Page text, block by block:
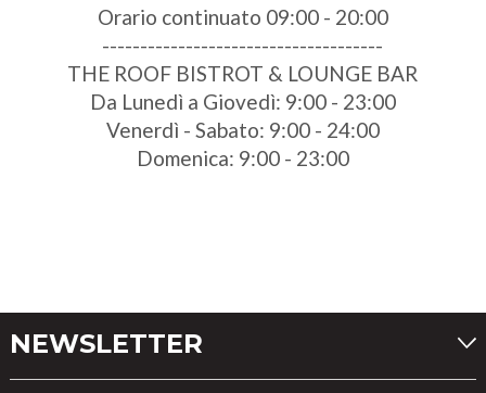
Orario continuato 09:00 - 20:00
-------------------------------------
THE ROOF BISTROT & LOUNGE BAR
Da Lunedì a Giovedì: 9:00 - 23:00
Venerdì - Sabato: 9:00 - 24:00
Domenica: 9:00 - 23:00
NEWSLETTER